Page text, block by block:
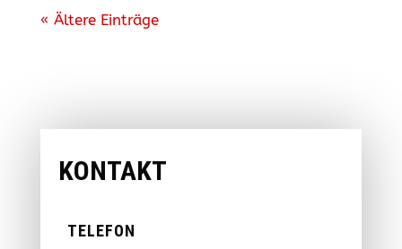
« Ältere Einträge
KONTAKT
TELEFON